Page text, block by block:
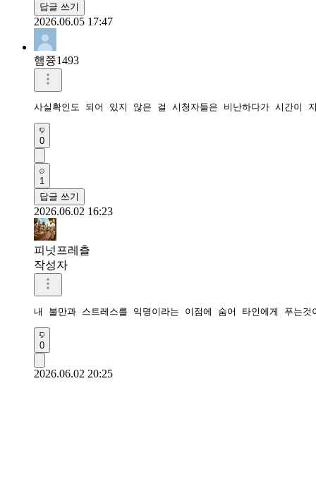
답글 쓰기
2026.06.05 17:47
햄쯍1493
사실확인도 되어 있지 않은 걸 시청자들은 비난하다가 시간이
0
1
답글 쓰기
2026.06.02 16:23
피넛프레츨
작성자
내 불만과 스트레스를 익명이라는 이점에 숨어 타인에게 푸는것
0
2026.06.02 20:25